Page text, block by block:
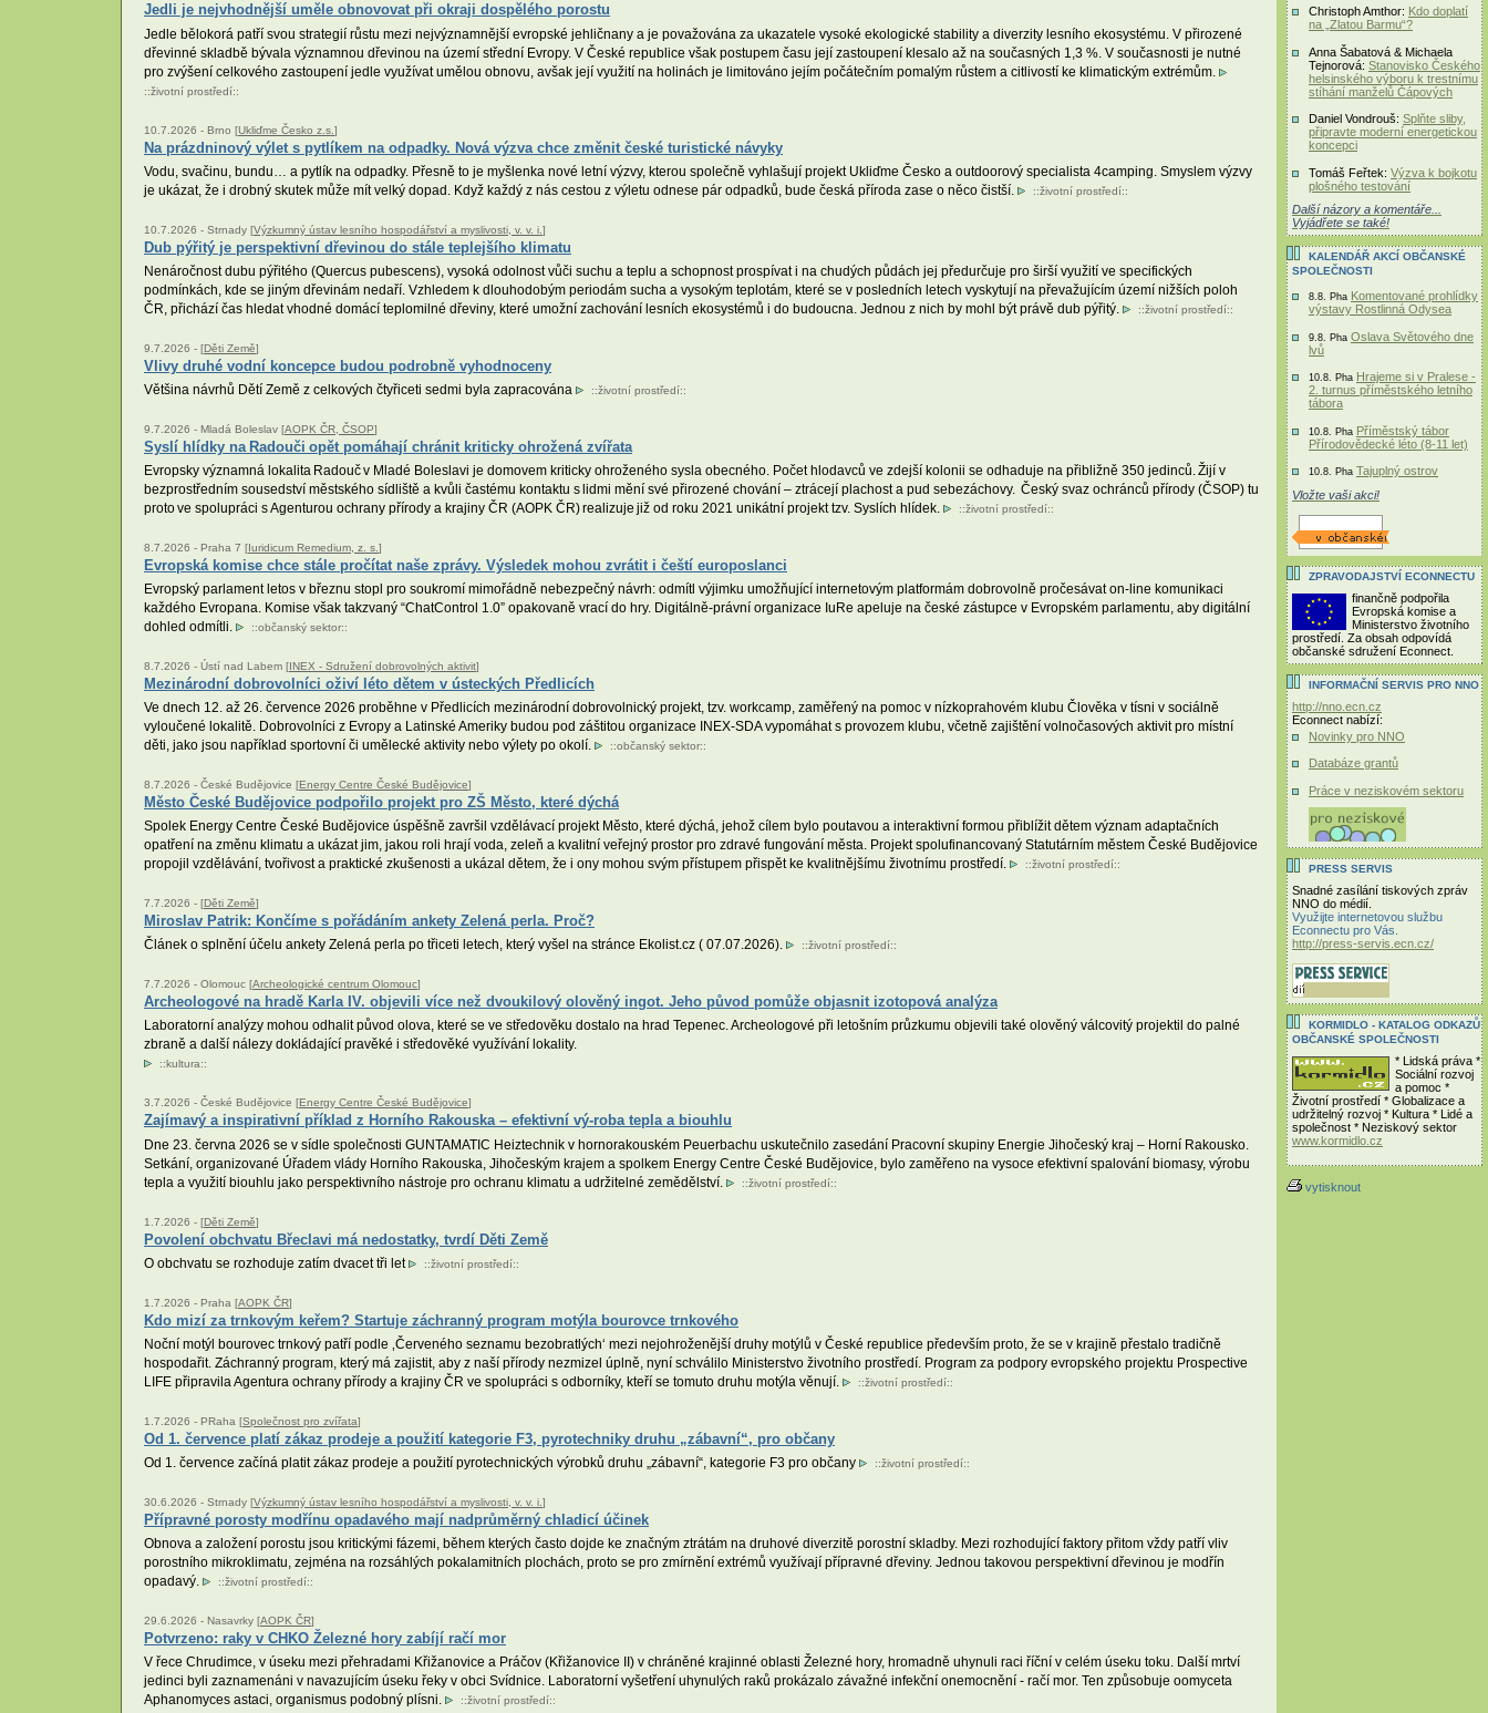
Jedli je nejvhodnější uměle obnovovat při okraji dospělého porostu
Jedle bělokorá patří svou strategií růstu mezi nejvýznamnější evropské jehličnany a je považována za ukazatele vysoké ekologické stability a diverzity lesního ekosystému. V přirozené
dřevinné skladbě bývala významnou dřevinou na území střední Evropy. V České republice však postupem času její zastoupení klesalo až na současných 1,3 %. V současnosti je nutné
pro zvýšení celkového zastoupení jedle využívat umělou obnovu, avšak její využití na holinách je limitováno jejím počátečním pomalým růstem a citlivostí ke klimatickým extrémům.
::životní prostředí::
10.7.2026 - Brno [Ukliďme Česko z.s. ]
Na prázdninový výlet s pytlíkem na odpadky. Nová výzva chce změnit české turistické návyky
Vodu, svačinu, bundu… a pytlík na odpadky. Přesně to je myšlenka nové letní výzvy, kterou společně vyhlašují projekt Ukliďme Česko a outdoorový specialista 4camping. Smyslem výzvy
je ukázat, že i drobný skutek může mít velký dopad. Když každý z nás cestou z výletu odnese pár odpadků, bude česká příroda zase o něco čistší.
::životní prostředí::
10.7.2026 - Strnady [Výzkumný ústav lesního hospodářství a myslivosti, v. v. i. ]
Dub pýřitý je perspektivní dřevinou do stále teplejšího klimatu
Nenáročnost dubu pýřitého (Quercus pubescens), vysoká odolnost vůči suchu a teplu a schopnost prospívat i na chudých půdách jej předurčuje pro širší využití ve specifických
podmínkách, kde se jiným dřevinám nedaří. Vzhledem k dlouhodobým periodám sucha a vysokým teplotám, které se v posledních letech vyskytují na převažujícím území nižších poloh
ČR, přichází čas hledat vhodné domácí teplomilné dřeviny, které umožní zachování lesních ekosystémů i do budoucna. Jednou z nich by mohl být právě dub pýřitý.
::životní prostředí::
9.7.2026 - [Děti Země]
Vlivy druhé vodní koncepce budou podrobně vyhodnoceny
Většina návrhů Dětí Země z celkových čtyřiceti sedmi byla zapracována ::životní prostředí::
9.7.2026 - Mladá Boleslav [AOPK ČR, ČSOP]
Syslí hlídky na Radouči opět pomáhají chránit kriticky ohrožená zvířata
Evropsky významná lokalita Radouč v Mladé Boleslavi je domovem kriticky ohroženého sysla obecného. Počet hlodavců ve zdejší kolonii se odhaduje na přibližně 350 jedinců. Žijí v
bezprostředním sousedství městského sídliště a kvůli častému kontaktu s lidmi mění své přirozené chování – ztrácejí plachost a pud sebezáchovy. Český svaz ochránců přírody (ČSOP) tu
proto ve spolupráci s Agenturou ochrany přírody a krajiny ČR (AOPK ČR) realizuje již od roku 2021 unikátní projekt tzv. Syslích hlídek.
::životní prostředí::
8.7.2026 - Praha 7 [Iuridicum Remedium, z. s. ]
Evropská komise chce stále pročítat naše zprávy. Výsledek mohou zvrátit i čeští europoslanci
Evropský parlament letos v březnu stopl pro soukromí mimořádně nebezpečný návrh: odmítl výjimku umožňující internetovým platformám dobrovolně pročesávat on-line komunikaci
každého Evropana. Komise však takzvaný “ChatControl 1.0” opakovaně vrací do hry. Digitálně-právní organizace IuRe apeluje na české zástupce v Evropském parlamentu, aby digitální
dohled odmítli.
::občanský sektor::
8.7.2026 - Ústí nad Labem [INEX - Sdružení dobrovolných aktivit]
Mezinárodní dobrovolníci oživí léto dětem v ústeckých Předlicích
Ve dnech 12. až 26. července 2026 proběhne v Předlicích mezinárodní dobrovolnický projekt, tzv. workcamp, zaměřený na pomoc v nízkoprahovém klubu Člověka v tísni v sociálně
vyloučené lokalitě. Dobrovolníci z Evropy a Latinské Ameriky budou pod záštitou organizace INEX-SDA vypomáhat s provozem klubu, včetně zajištění volnočasových aktivit pro místní
děti, jako jsou například sportovní či umělecké aktivity nebo výlety po okolí.
::občanský sektor::
8.7.2026 - České Budějovice [Energy Centre České Budějovice]
Město České Budějovice podpořilo projekt pro ZŠ Město, které dýchá
Spolek Energy Centre České Budějovice úspěšně završil vzdělávací projekt Město, které dýchá, jehož cílem bylo poutavou a interaktivní formou přiblížit dětem význam adaptačních
opatření na změnu klimatu a ukázat jim, jakou roli hrají voda, zeleň a kvalitní veřejný prostor pro zdravé fungování města. Projekt spolufinancovaný Statutárním městem České Budějovice
propojil vzdělávání, tvořivost a praktické zkušenosti a ukázal dětem, že i ony mohou svým přístupem přispět ke kvalitnějšímu životnímu prostředí.
::životní prostředí::
7.7.2026 - [Děti Země]
Miroslav Patrik: Končíme s pořádáním ankety Zelená perla. Proč?
Článek o splnění účelu ankety Zelená perla po třiceti letech, který vyšel na stránce Ekolist.cz ( 07.07.2026). ::životní prostředí::
7.7.2026 - Olomouc [Archeologické centrum Olomouc]
Archeologové na hradě Karla IV. objevili více než dvoukilový olověný ingot. Jeho původ pomůže objasnit izotopová analýza
Laboratorní analýzy mohou odhalit původ olova, které se ve středověku dostalo na hrad Tepenec. Archeologové při letošním průzkumu objevili také olověný válcovitý projektil do palné
zbraně a další nálezy dokládající pravěké i středověké využívání lokality.
::kultura::
3.7.2026 - České Budějovice [Energy Centre České Budějovice]
Zajímavý a inspirativní příklad z Horního Rakouska – efektivní vý-roba tepla a biouhlu
Dne 23. června 2026 se v sídle společnosti GUNTAMATIC Heiztechnik v hornorakouském Peuerbachu uskutečnilo zasedání Pracovní skupiny Energie Jihočeský kraj – Horní Rakousko.
Setkání, organizované Úřadem vlády Horního Rakouska, Jihočeským krajem a spolkem Energy Centre České Budějovice, bylo zaměřeno na vysoce efektivní spalování biomasy, výrobu
tepla a využití biouhlu jako perspektivního nástroje pro ochranu klimatu a udržitelné zemědělství.
::životní prostředí::
1.7.2026 - [Děti Země]
Povolení obchvatu Břeclavi má nedostatky, tvrdí Děti Země
O obchvatu se rozhoduje zatím dvacet tři let ::životní prostředí::
1.7.2026 - Praha [AOPK ČR]
Kdo mizí za trnkovým keřem? Startuje záchranný program motýla bourovce trnkového
Noční motýl bourovec trnkový patří podle ‚Červeného seznamu bezobratlých‘ mezi nejohroženější druhy motýlů v České republice především proto, že se v krajině přestalo tradičně
hospodařit. Záchranný program, který má zajistit, aby z naší přírody nezmizel úplně, nyní schválilo Ministerstvo životního prostředí. Program za podpory evropského projektu Prospective
LIFE připravila Agentura ochrany přírody a krajiny ČR ve spolupráci s odborníky, kteří se tomuto druhu motýla věnují.
::životní prostředí::
1.7.2026 - PRaha [Společnost pro zvířata]
Od 1. července platí zákaz prodeje a použití kategorie F3, pyrotechniky druhu „zábavní“, pro občany
Od 1. července začíná platit zákaz prodeje a použití pyrotechnických výrobků druhu „zábavní“, kategorie F3 pro občany ::životní prostředí::
30.6.2026 - Strnady [Výzkumný ústav lesního hospodářství a myslivosti, v. v. i. ]
Přípravné porosty modřínu opadavého mají nadprůměrný chladicí účinek
Obnova a založení porostu jsou kritickými fázemi, během kterých často dojde ke značným ztrátám na druhové diverzitě porostní skladby. Mezi rozhodující faktory přitom vždy patří vliv
porostního mikroklimatu, zejména na rozsáhlých pokalamitních plochách, proto se pro zmírnění extrémů využívají přípravné dřeviny. Jednou takovou perspektivní dřevinou je modřín
opadavý.
::životní prostředí::
29.6.2026 - Nasavrky [AOPK ČR]
Potvrzeno: raky v CHKO Železné hory zabíjí račí mor
V řece Chrudimce, v úseku mezi přehradami Křižanovice a Práčov (Křižanovice II) v chráněné krajinné oblasti Železné hory, hromadně uhynuli raci říční v celém úseku toku. Další mrtví
jedinci byli zaznamenáni v navazujícím úseku řeky v obci Svídnice. Laboratorní vyšetření uhynulých raků prokázalo závažné infekční onemocnění - račí mor. Ten způsobuje oomyceta
Aphanomyces astaci, organismus podobný plísni.
::životní prostředí::
Christoph Amthor: Kdo doplatí
na „Zlatou Barmu“?
Anna Šabatová & Michaela
Tejnorová: Stanovisko Českého
helsinského výboru k trestnímu
stíhání manželů Čápových
Daniel Vondrouš: Splňte sliby,
připravte moderní energetickou
koncepci
Tomáš Feřtek: Výzva k bojkotu
plošného testování
Další názory a komentáře...
Vyjádřete se také!
KALENDÁŘ AKCÍ OBČANSKÉ
SPOLEČNOSTI
8.8. Pha Komentované prohlídky
výstavy Rostlinná Odysea
9.8. Pha Oslava Světového dne
lvů
10.8. Pha Hrajeme si v Pralese -
2. turnus příměstského letního
tábora
10.8. Pha Příměstský tábor
Přírodovědecké léto (8-11 let)
10.8. Pha Tajuplný ostrov
Vložte vaši akci!
ZPRAVODAJSTVÍ ECONNECTU
finančně podpořila
Evropská komise a
Ministerstvo životního
prostředí. Za obsah odpovídá
občanské sdružení Econnect.
INFORMAČNÍ SERVIS PRO NNO
http://nno.ecn.cz
Econnect nabízí:
Novinky pro NNO
Databáze grantů
Práce v neziskovém sektoru
PRESS SERVIS
Snadné zasílání tiskových zpráv
NNO do médií.
Využijte internetovou službu
Econnectu pro Vás.
http://press-servis.ecn.cz/
KORMIDLO - KATALOG ODKAZŮ
OBČANSKÉ SPOLEČNOSTI
* Lidská práva *
Sociální rozvoj
a pomoc *
Životní prostředí * Globalizace a
udržitelný rozvoj * Kultura * Lidé a
společnost * Neziskový sektor
www.kormidlo.cz
vytisknout